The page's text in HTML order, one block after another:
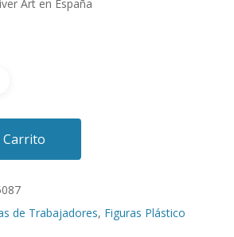
Art en España
Carrito
de Trabajadores, Figuras Plástico